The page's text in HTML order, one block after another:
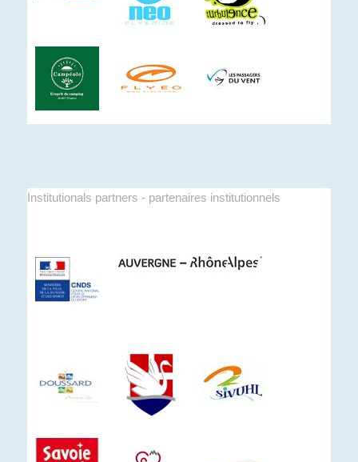
Institutionals partners - partenaires institutionnels